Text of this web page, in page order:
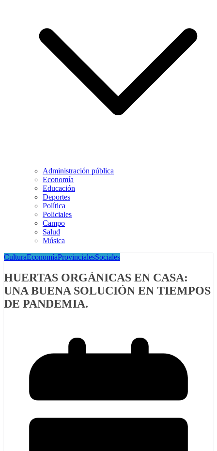
Administración pública
Economía
Educación
Deportes
Política
Policiales
Campo
Salud
Música
CulturaEconomíaProvincialesSociales
HUERTAS ORGÁNICAS EN CASA:
UNA BUENA SOLUCIÓN EN TIEMPOS
DE PANDEMIA.